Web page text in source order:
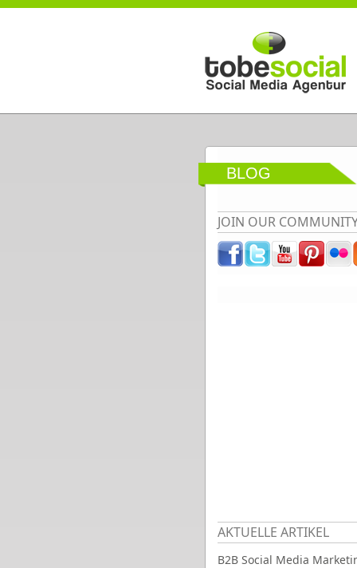
Direkt zum Inhalt
BLOG
JOIN OUR
AKTUELLE ARTIKEL
B2B Social Media